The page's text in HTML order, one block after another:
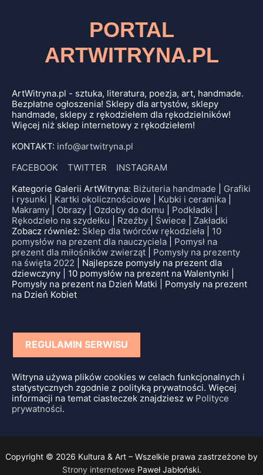
PORTAL
ARTWITRYNA.PL
ArtWitryna.pl - sztuka, literatura, poezja, art, handmade.
Bezpłatne ogłoszenia! Sklepy dla artystów, sklepy
handmade, sklepy z rękodziełem dla rękodzielników!
Więcej niż sklep internetowy z rękodziełem!
KONTAKT: info@artwitryna.pl
FACEBOOK
TWITTER
INSTAGRAM
Kategorie Galerii ArtWitryna: Biżuteria handmade
Grafiki
i rysunki
Kartki okolicznościowe Kubki i ceramika
Makramy
Obrazy Ozdoby do domu Podkładki
Rękodzieło na szydełku
Rzeźby Świece
Zakładki
Zobacz również: Sklep dla twórców rękodzieła
10
pomysłów na prezent dla nauczyciela
Pomysł na
prezent dla miłośników zwierząt
Pomysły na prezenty
na święta 2022 | Najlepsze pomysły na prezent dla
dziewczyny | 10 pomysłów na prezent na Walentynki |
Pomysły na prezent na Dzień Matki | Pomysły na prezent
na Dzień Kobiet
REGULAMIN SERWISU
Witryna używa plików cookies w celach funkcjonalnych i
statystycznych zgodnie z polityką prywatności. Więcej
informacji na temat ciasteczek znajdziesz w Polityce
prywatności.
Copyright © 2026 Kultura & Art – Wszelkie prawa zastrzeżone by
Strony internetowePaweł Jabłoński.